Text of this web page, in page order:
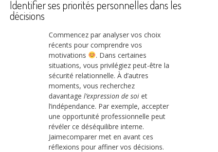
Identifier ses priorités personnelles dans les
décisions
Commencez par analyser vos choix
récents pour comprendre vos
motivations
. Dans certaines
situations, vous privilégiez peut-être la
sécurité relationnelle. À d’autres
moments, vous recherchez
davantage l’expression de soi et
l’indépendance. Par exemple, accepter
une opportunité professionnelle peut
révéler ce déséquilibre interne.
Jaimecomparer met en avant ces
réflexions pour affiner vos décisions.